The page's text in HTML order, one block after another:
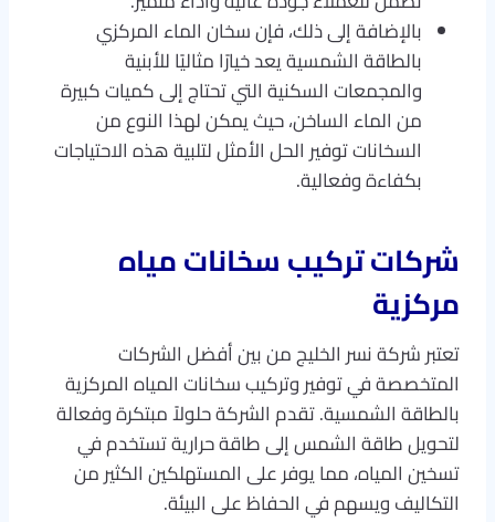
بالإضافة إلى ذلك، فإن سخان الماء المركزي
بالطاقة الشمسية يعد خيارًا مثاليًا للأبنية
والمجمعات السكنية التي تحتاج إلى كميات كبيرة
من الماء الساخن، حيث يمكن لهذا النوع من
السخانات توفير الحل الأمثل لتلبية هذه الاحتياجات
بكفاءة وفعالية.
شركات تركيب سخانات مياه
مركزية
تعتبر شركة نسر الخليج من بين أفضل الشركات
المتخصصة في توفير وتركيب سخانات المياه المركزية
بالطاقة الشمسية. تقدم الشركة حلولاً مبتكرة وفعالة
لتحويل طاقة الشمس إلى طاقة حرارية تستخدم في
تسخين المياه، مما يوفر على المستهلكين الكثير من
التكاليف ويسهم في الحفاظ على البيئة.